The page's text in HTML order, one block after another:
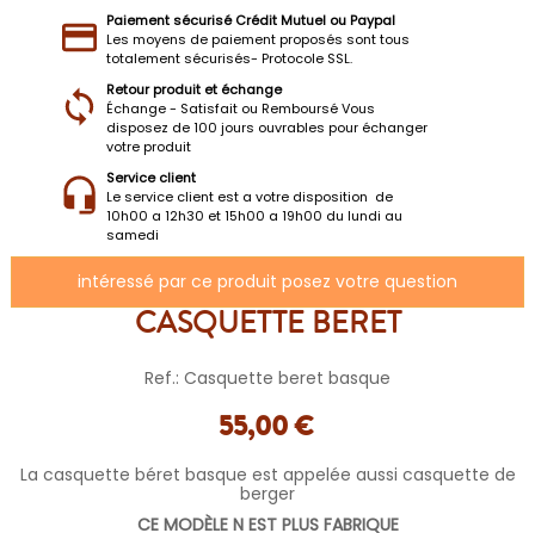
Paiement sécurisé Crédit Mutuel ou Paypal
Les moyens de paiement proposés sont tous
totalement sécurisés- Protocole SSL.
Retour produit et échange
Échange - Satisfait ou Remboursé Vous
disposez de 100 jours ouvrables pour échanger
votre produit
Service client
Le service client est a votre disposition de
10h00 a 12h30 et 15h00 a 19h00 du lundi au
samedi
intéressé par ce produit posez votre question
CASQUETTE BERET
Ref.: Casquette beret basque
55,00 €
La casquette béret basque est appelée aussi casquette de
berger
CE MODÈLE N EST PLUS FABRIQUE